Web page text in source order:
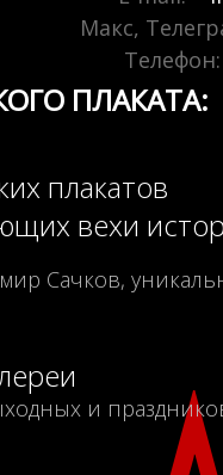
Макс,
Телефон:
ПЛАКАТА:
плакатов
вехи
Сачков,
и